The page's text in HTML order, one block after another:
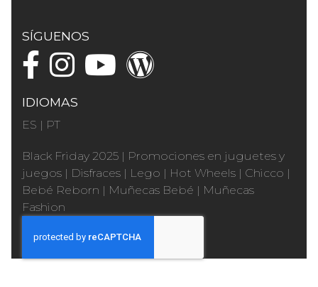
SÍGUENOS
IDIOMAS
ES | PT
Black Friday 2025 | Promociones en juguetes y
juegos | Disfraces | Lego | Hot Wheels | Chicco |
Bebé Reborn | Muñecas Bebé | Muñecas
Fashion